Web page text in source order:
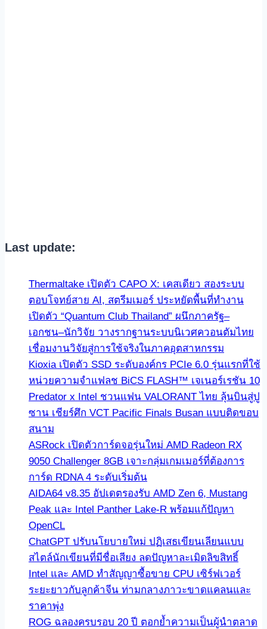
Last update:
Thermaltake เปิดตัว CAPO X: เคสเดียว สองระบบ
ตอบโจทย์สาย AI, สตรีมเมอร์ ประหยัดพื้นที่ทำงาน
เปิดตัว “Quantum Club Thailand” ผนึกภาครัฐ–
เอกชน–นักวิจัย วางรากฐานระบบนิเวศควอนตัมไทย
เชื่อมงานวิจัยสู่การใช้จริงในภาคอุตสาหกรรม
Kioxia เปิดตัว SSD ระดับองค์กร PCIe 6.0 รุ่นแรกที่ใช้
หน่วยความจำแฟลช BiCS FLASH™ เจเนอร์เรชัน 10
Predator x Intel ชวนแฟน VALORANT ไทย ลุ้นบินสู่ปู
ซาน เชียร์ศึก VCT Pacific Finals Busan แบบติดขอบ
สนาม
ASRock เปิดตัวการ์ดจอรุ่นใหม่ AMD Radeon RX
9050 Challenger 8GB เจาะกลุ่มเกมเมอร์ที่ต้องการ
การ์ด RDNA 4 ระดับเริ่มต้น
AIDA64 v8.35 อัปเดตรองรับ AMD Zen 6, Mustang
Peak และ Intel Panther Lake-R พร้อมแก้ปัญหา
OpenCL
ChatGPT ปรับนโยบายใหม่ ปฏิเสธเขียนเลียนแบบ
สไตล์นักเขียนที่มีชื่อเสียง ลดปัญหาละเมิดลิขสิทธิ์
Intel และ AMD ทำสัญญาซื้อขาย CPU เซิร์ฟเวอร์
ระยะยาวกับลูกค้าจีน ท่ามกลางภาวะขาดแคลนและ
ราคาพุ่ง
ROG ฉลองครบรอบ 20 ปี ตอกย้ำความเป็นผู้นำตลาด